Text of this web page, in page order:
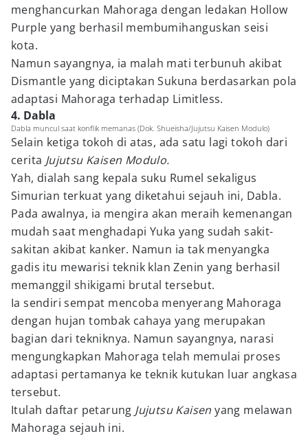
menghancurkan Mahoraga dengan ledakan Hollow
Purple yang berhasil membumihanguskan seisi
kota.
Namun sayangnya, ia malah mati terbunuh akibat
Dismantle yang diciptakan Sukuna berdasarkan pola
adaptasi Mahoraga terhadap Limitless.
4. Dabla
Dabla muncul saat konflik memanas (Dok. Shueisha/Jujutsu Kaisen Modulo)
Selain ketiga tokoh di atas, ada satu lagi tokoh dari
cerita Jujutsu Kaisen Modulo.
Yah, dialah sang kepala suku Rumel sekaligus
Simurian terkuat yang diketahui sejauh ini, Dabla.
Pada awalnya, ia mengira akan meraih kemenangan
mudah saat menghadapi Yuka yang sudah sakit-
sakitan akibat kanker. Namun ia tak menyangka
gadis itu mewarisi teknik klan Zenin yang berhasil
memanggil shikigami brutal tersebut.
Ia sendiri sempat mencoba menyerang Mahoraga
dengan hujan tombak cahaya yang merupakan
bagian dari tekniknya. Namun sayangnya, narasi
mengungkapkan Mahoraga telah memulai proses
adaptasi pertamanya ke teknik kutukan luar angkasa
tersebut.
Itulah daftar petarung Jujutsu Kaisenyang melawan
Mahoraga sejauh ini.